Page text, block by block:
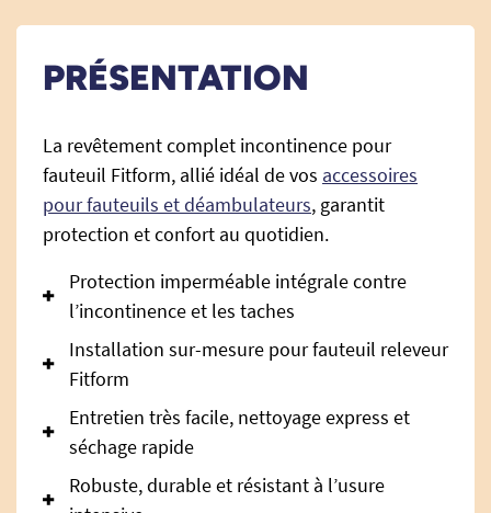
PRÉSENTATION
La revêtement complet incontinence pour
fauteuil Fitform, allié idéal de vos accessoires
pour fauteuils et déambulateurs, garantit
protection et confort au quotidien.
Protection imperméable intégrale contre
l’incontinence et les taches
Installation sur-mesure pour fauteuil releveur
Fitform
Entretien très facile, nettoyage express et
séchage rapide
Robuste, durable et résistant à l’usure